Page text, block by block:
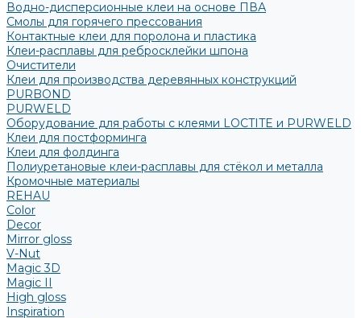
Водно-дисперсионные клеи на основе ПВА
Смолы для горячего прессования
Контактные клеи для поролона и пластика
Клеи-расплавы для ребросклейки шпона
Очистители
Клеи для производства деревянных конструкций
PURBOND
PURWELD
Оборудование для работы с клеями LOCTITE и PURWELD
Клеи для постформинга
Клеи для фолдинга
Полиуретановые клеи-расплавы для стёкол и металла
Кромочные материалы
REHAU
Color
Decor
Mirror gloss
V-Nut
Magic 3D
Magic II
High gloss
Inspiration